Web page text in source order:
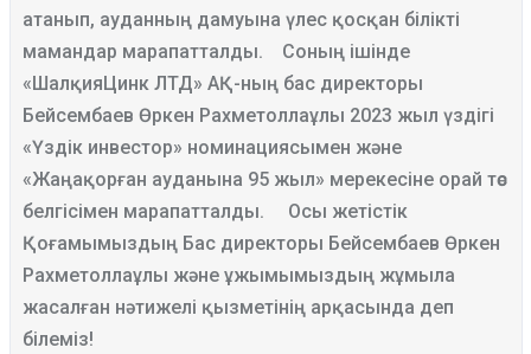
атанып, ауданның дамуына үлес қосқан білікті
мамандар марапатталды. Соның ішінде
«ШалқияЦинк ЛТД» АҚ-ның бас директоры
Бейсембаев Өркен Рахметоллаұлы 2023 жыл үздігі​
«Үздік инвестор» номинациясымен және
«Жаңақорған ауданына 95 жыл» мерекесіне орай төс
белгісімен марапатталды. Осы жетістік
Қоғамымыздың Бас директоры Бейсембаев Өркен
Рахметоллаұлы және ұжымымыздың жұмыла
жасалған нәтижелі қызметінің арқасында деп
білеміз!